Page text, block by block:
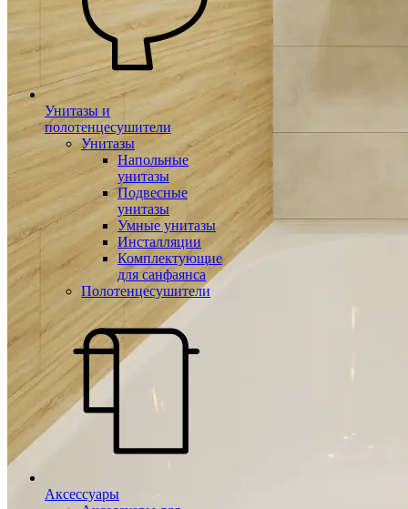
Унитазы и
полотенцесушители
Унитазы
Напольные
унитазы
Подвесные
унитазы
Умные унитазы
Инсталляции
Комплектующие
для санфаянса
Полотенцесушители
Аксессуары